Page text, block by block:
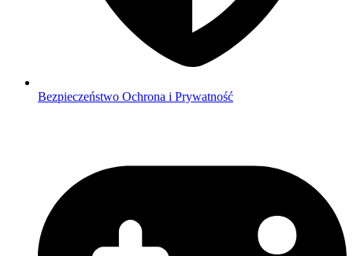
Bezpieczeństwo Ochrona i Prywatność